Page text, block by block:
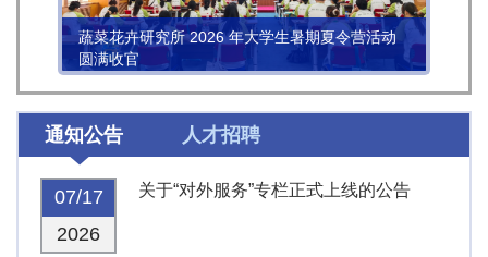
蔬菜花卉研究所 2026 年大学生暑期夏令营活动
圆满收官
通知公告 人才招聘
07/17
2026
关于“对外服务”专栏正式上线的公告